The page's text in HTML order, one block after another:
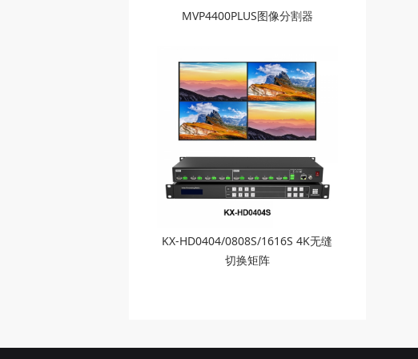
MVP4400PLUS图像分割器
KX-HD0404/0808S/1616S 4K无缝
切换矩阵